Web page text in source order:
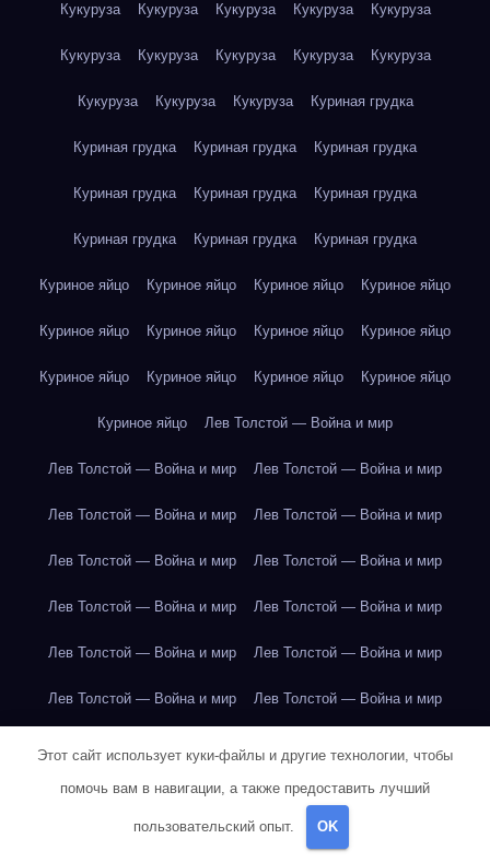
Кукуруза Кукуруза Кукуруза Кукуруза Кукуруза
Кукуруза Кукуруза Кукуруза Кукуруза Кукуруза
Кукуруза Кукуруза Кукуруза Куриная грудка
Куриная грудка Куриная грудка Куриная грудка
Куриная грудка Куриная грудка Куриная грудка
Куриная грудка Куриная грудка Куриная грудка
Куриное яйцо Куриное яйцо Куриное яйцо Куриное яйцо
Куриное яйцо Куриное яйцо Куриное яйцо Куриное яйцо
Куриное яйцо Куриное яйцо Куриное яйцо Куриное яйцо
Куриное яйцо Лев Толстой — Война и мир
Лев Толстой — Война и мир Лев Толстой — Война и мир
Лев Толстой — Война и мир Лев Толстой — Война и мир
Лев Толстой — Война и мир Лев Толстой — Война и мир
Лев Толстой — Война и мир Лев Толстой — Война и мир
Лев Толстой — Война и мир Лев Толстой — Война и мир
Лев Толстой — Война и мир Лев Толстой — Война и мир
Лондон Лондон Лондон Лондон Лондон Лондон
Лондон Лондон Лондон Лондон
Этот сайт использует куки-файлы и другие технологии, чтобы
помочь вам в навигации, а также предоставить лучший
пользовательский опыт. OK